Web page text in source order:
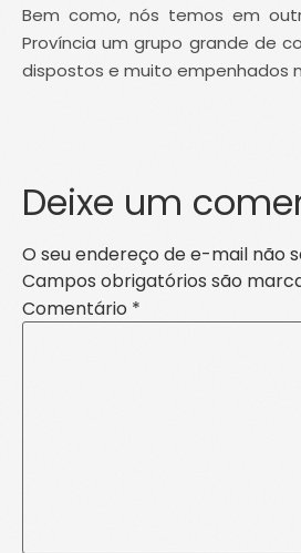
Bem como, nós temos em
Província um grupo grande de
dispostos e muito empenhados
Deixe um
O seu endereço de e-mail não
Campos obrigatórios são
Comentário *